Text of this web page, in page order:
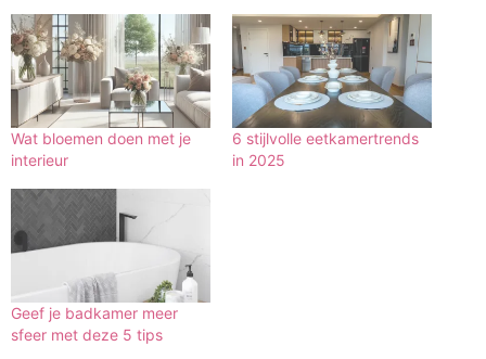
Wat bloemen doen met je
interieur
6 stijlvolle eetkamertrends
in 2025
Geef je badkamer meer
sfeer met deze 5 tips